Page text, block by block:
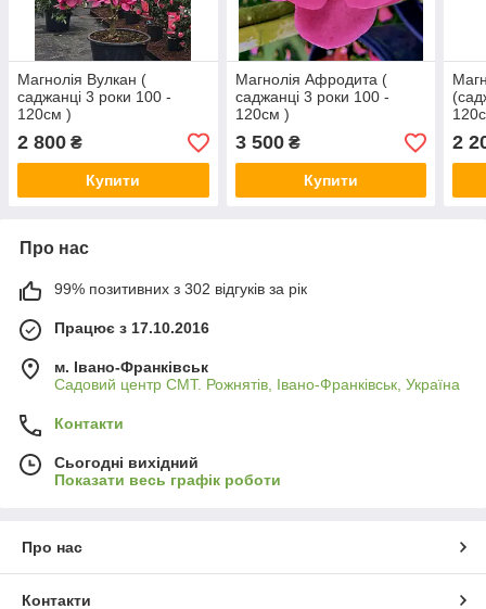
Магнолія Вулкан (
саджанці 3 роки 100 -
120см )
2 800 ₴
Купити
Магнолія Афродита (
саджанці 3 роки 100 -
120см )
3 500₴
Купити
2
Про нас
99% позитивних з 302 відгуків за рік
Працює з 17.10.2016
м. Івано-Франківськ
Садовий центр СМТ. Рожнятів, Івано-Франківськ, Україна
Контакти
Сьогодні вихідний
Показати весь графік роботи
Про нас
Контакти